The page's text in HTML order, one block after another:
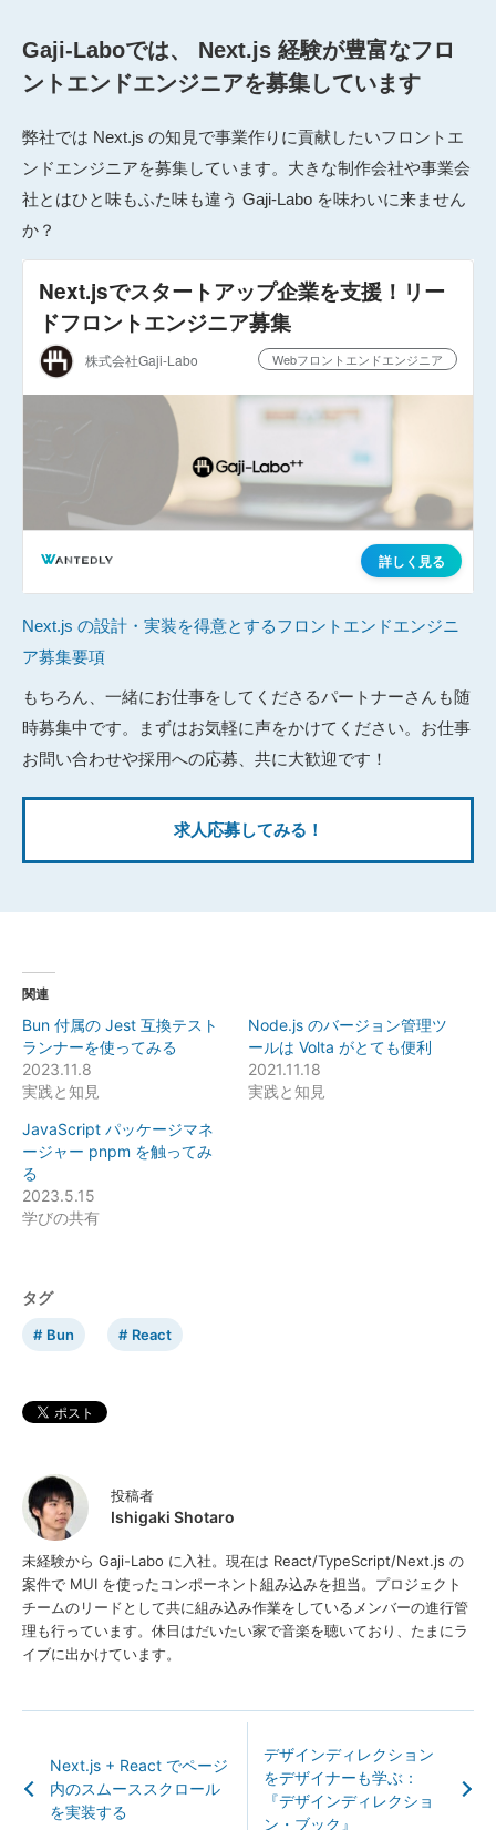
Gaji-Laboでは、 Next.js 経験が豊富なフロ
ントエンドエンジニアを募集しています
弊社では Next.js の知見で事業作りに貢献したいフロントエ
ンドエンジニアを募集しています。大きな制作会社や事業会
社とはひと味もふた味も違う Gaji-Labo を味わいに来ません
か？
Next.js の設計・実装を得意とするフロントエンドエンジニ
ア募集要項
もちろん、一緒にお仕事をしてくださるパートナーさんも随
時募集中です。まずはお気軽に声をかけてください。お仕事
お問い合わせや採用への応募、共に大歓迎です！
求人応募してみる！
関連
Bun 付属の Jest 互換テスト
ランナーを使ってみる
2023.11.8
実践と知見
Node.js のバージョン管理ツ
ールは Volta がとても便利
2021.11.18
実践と知見
JavaScript パッケージマネ
ージャー pnpm を触ってみ
る
2023.5.15
学びの共有
タグ
Bun React
投稿者
Ishigaki Shotaro
未経験から Gaji-Labo に入社。現在は React/TypeScript/Next.js の
案件で MUI を使ったコンポーネント組み込みを担当。プロジェクト
チームのリードとして共に組み込み作業をしているメンバーの進行管
理も行っています。休日はだいたい家で音楽を聴いており、たまにラ
イブに出かけています。
Next.js + React でページ
内のスムーススクロール
を実装する
デザインディレクション
をデザイナーも学ぶ：
『デザインディレクショ
ン・ブック』